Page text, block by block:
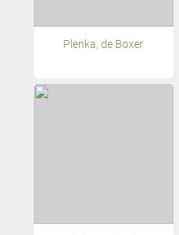
Plenka, de Boxer